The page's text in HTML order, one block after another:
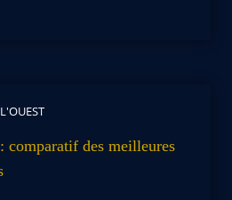
comparatif des meilleures